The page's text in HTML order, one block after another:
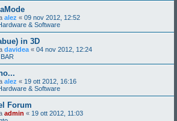
alez « 09 nov 2012, 12:52
& Software
in 3D
davidea « 04 nov 2012, 12:24
alez « 19 ott 2012, 16:16
& Software
Forum
admin « 19 ott 2012, 11:03